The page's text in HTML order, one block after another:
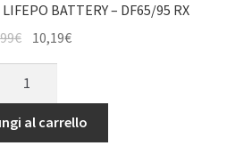
BATTERY – DF65/95 RX
€
originale
era:
11,99€.
10,19€Il
è:
10,19€.
al carrello